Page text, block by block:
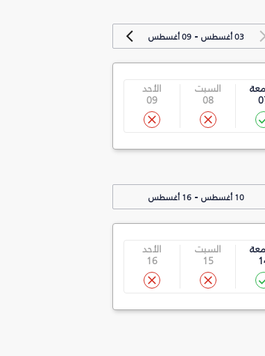
03 أغسطس -09 أغسطس
السبت
08
الأحد
09
10 أغسطس -16 أغسطس
السبت
15
الأحد
16